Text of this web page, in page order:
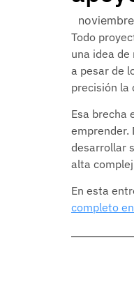
Todo
una idea
a pesar de
precisión la
Esa brecha
emprender.
desarrollar
alta
En esta
completo